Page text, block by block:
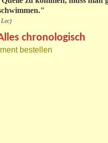
chronologisch
bestellen